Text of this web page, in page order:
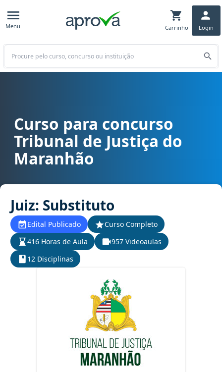
Menu Carrinho Login
Buscar
Curso para concurso TJ MA - Tribunal de Justiça do Maranhão
Curso para concurso
Tribunal de Justiça do
Maranhão
Juiz: Substituto
Edital Publicado
Curso Completo
416 Horas de Aula
957 Videoaulas
12 Disciplinas